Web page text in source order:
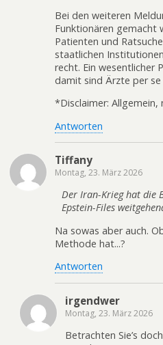
Bei den weiteren
Funktionären gemacht
Patienten und
staatlichen
recht. Ein wesentlicher
damit sind Ärzte per
*Disclaimer: Allgemein,
Antworten
Tiffany
Montag, 23. März 2026
Der Iran-Krieg hat die
Epstein-Files
Na sowas aber auch.
Methode hat...?
Antworten
irgendwer
Montag, 23. März 2026
Betrachten Sie’s